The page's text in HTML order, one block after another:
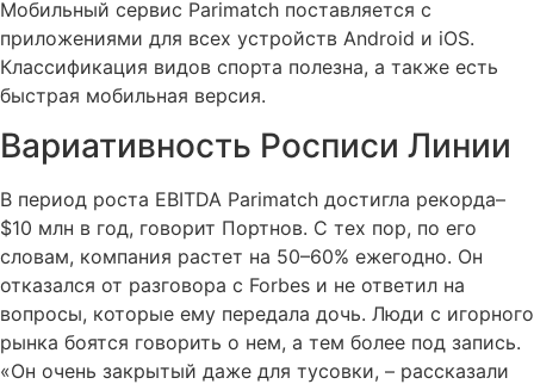
Мобильный сервис Parimatch поставляется с
приложениями для всех устройств Android и iOS.
Классификация видов спорта полезна, а также есть
быстрая мобильная версия.
Вариативность Росписи Линии
В период роста EBITDA Parimatch достигла рекорда–
$10 млн в год, говорит Портнов. С тех пор, по его
словам, компания растет на 50–60% ежегодно. Он
отказался от разговора с Forbes и не ответил на
вопросы, которые ему передала дочь. Люди с игорного
рынка боятся говорить о нем, а тем более под запись.
«Он очень закрытый даже для тусовки, – рассказали